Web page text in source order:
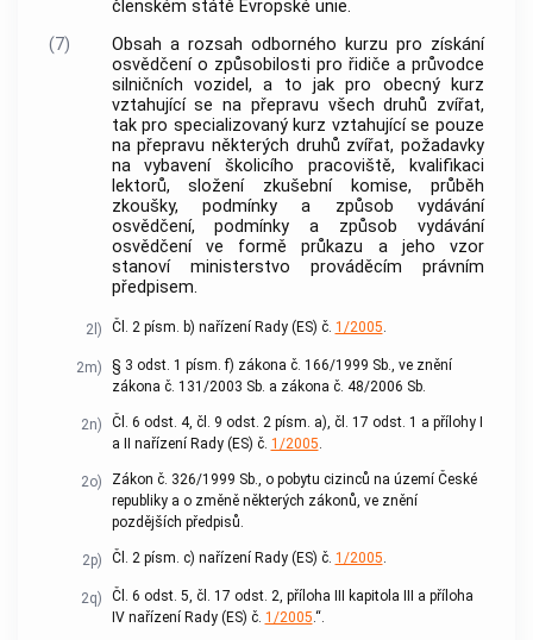
členském státě Evropské unie.
(7)
Obsah a rozsah odborného kurzu pro získání
osvědčení o způsobilosti pro řidiče a průvodce
silničních vozidel, a to jak pro obecný kurz
vztahující se na přepravu všech druhů zvířat,
tak pro specializovaný kurz vztahující se pouze
na přepravu některých druhů zvířat, požadavky
na vybavení školicího pracoviště, kvalifikaci
lektorů, složení zkušební komise, průběh
zkoušky, podmínky a způsob vydávání
osvědčení, podmínky a způsob vydávání
osvědčení ve formě průkazu a jeho vzor
stanoví ministerstvo prováděcím právním
předpisem.
2l) Čl. 2 písm. b) nařízení Rady (ES) č. 1/2005
2m)
§ 3 odst. 1 písm. f) zákona č. 166/1999 Sb., ve znění
zákona č. 131/2003 Sb. a zákona č. 48/2006 Sb.
2n)
Čl. 6 odst. 4, čl. 9 odst. 2 písm. a), čl. 17 odst. 1 a přílohy I
a II nařízení Rady (ES) č. 1/2005
2o)
Zákon č. 326/1999 Sb., o pobytu cizinců na území České
republiky a o změně některých zákonů, ve znění
pozdějších předpisů.
2p) Čl. 2 písm. c) nařízení Rady (ES) č. 1/2005
2q)
Čl. 6 odst. 5, čl. 17 odst. 2, příloha III kapitola III a příloha
IV nařízení Rady (ES) č. 1/2005 .“.